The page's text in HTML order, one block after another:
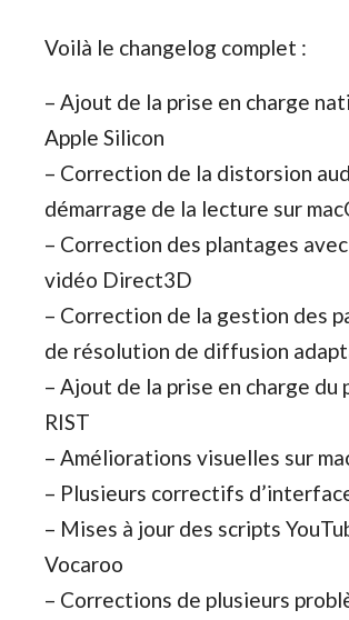
Voilà le changelog complet :
– Ajout de la prise en charge
Apple Silicon
– Correction de la distorsion
démarrage de la lecture sur
– Correction des plantages
vidéo Direct3D
– Correction de la gestion des
de résolution de diffusion
– Ajout de la prise en charge du
RIST
– Améliorations visuelles sur
– Plusieurs correctifs
– Mises à jour des scripts
Vocaroo
– Corrections de plusieurs